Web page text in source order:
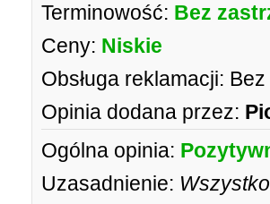
Terminowość: Bez
Ceny: Niskie
Obsługa reklamacji:
Opinia dodana przez:
Ogólna opinia:
Uzasadnienie: